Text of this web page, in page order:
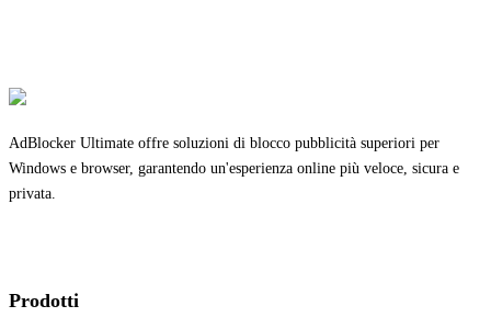
AdBlocker Ultimate offre soluzioni di blocco pubblicità superiori per
Windows e browser, garantendo un'esperienza online più veloce, sicura e
privata.
Prodotti